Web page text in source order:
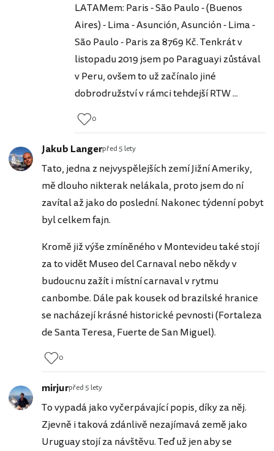
LATAMem: Paris - São Paulo - (Buenos
Aires) - Lima - Asunción, Asunción - Lima -
São Paulo - Paris za 8769 Kč. Tenkrát v
listopadu 2019 jsem po Paraguayi zůstával
v Peru, ovšem to už začínalo jiné
dobrodružství v rámci tehdejší RTW ...
0
Jakub Langerpřed 5 lety
Tato, jedna z nejvyspělejších zemí Jižní Ameriky,
mě dlouho nikterak nelákala, proto jsem do ní
zavítal až jako do poslední. Nakonec týdenní pobyt
byl celkem fajn.
Kromě již výše zmíněného v Montevideu také stojí
za to vidět Museo del Carnaval nebo někdy v
budoucnu zažít i místní carnaval v rytmu
canbombe. Dále pak kousek od brazilské hranice
se nacházejí krásné historické pevnosti (Fortaleza
de Santa Teresa, Fuerte de San Miguel).
0
mirjurpřed 5 lety
To vypadá jako vyčerpávající popis, díky za něj.
Zjevně i taková zdánlivě nezajímavá země jako
Uruguay stojí za návštěvu. Teď už jen aby se